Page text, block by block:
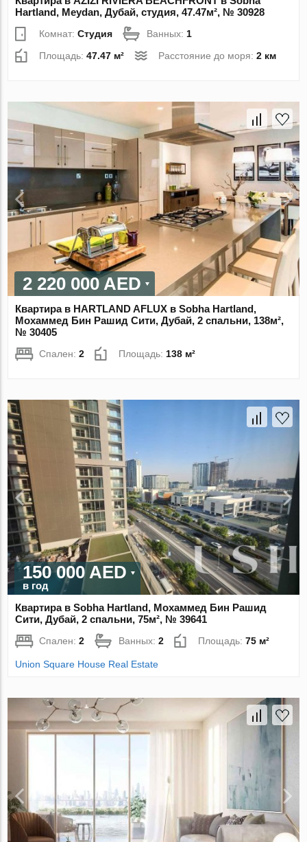
Hartland, Meydan, Дубай, студия, 47.47м², № 30928
Комнат:Студия Ванных: 1
Площадь:47.47 м² Расстояние до моря:2 км
2 220 000 AED
Квартира в HARTLAND AFLUX в Sobha Hartland,
Мохаммед Бин Рашид Сити, Дубай, 2 спальни, 138м²,
№ 30405
Спален:2 Площадь:138 м²
150 000 AED
в год
Квартира в Sobha Hartland, Мохаммед Бин Рашид
Сити, Дубай, 2 спальни, 75м², № 39641
Спален:2 Ванных:2 Площадь:75 м²
Union Square House Real Estate